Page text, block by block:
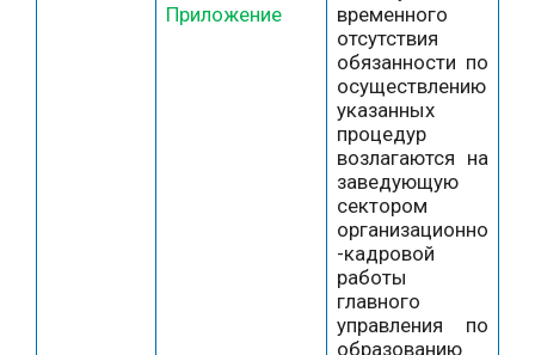
Приложение
временного
отсутствия
обязанности по
осуществлению
указанных
процедур
возлагаются на
заведующую
сектором
организационно
-кадровой
работы
главного
управления по
образованию